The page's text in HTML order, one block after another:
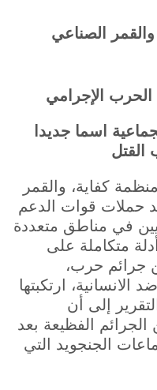
الصناعي
الإجرامي
اسما جديدا
القتل
كفاية، والقمر
حملات قوات الدعم
في مناطق متعددة
متكاملة على
جرائم حرب،
ارتكبتها
إلى أن
الفظيعة بعد
الجنجويد التي